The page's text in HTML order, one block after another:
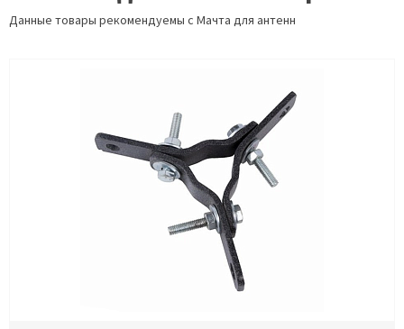
Данные товары рекомендуемы с Мачта для антенн